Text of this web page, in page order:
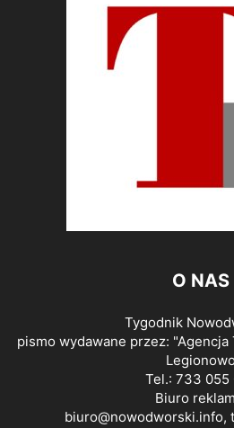
O NAS
Tygodnik
pismo wydawane przez:
Legionowo
Tel.: 733 055
Biuro
biuro@nowodworski.info,